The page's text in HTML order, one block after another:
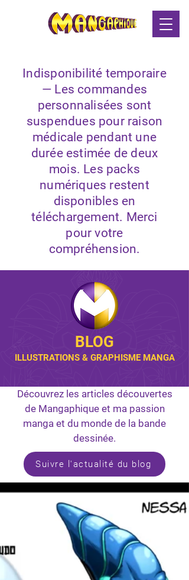
Indisponibilité temporaire
— Les commandes
personnalisées sont
suspendues pour raison
médicale pendant une
durée estimée de deux
mois. Les packs
numériques restent
disponibles en
téléchargement. Merci
pour votre
compréhension.
BLOG
ILLUSTRATIONS & GRAPHISME MANGA
Découvrez les articles découvertes
de Mangaphique et ma passion
manga et du monde de la bande
dessinée.
Suivre l'actualité du blog